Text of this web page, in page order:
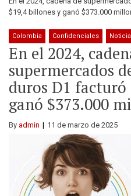
$19,4 billones y ganó $373.000
Colombia Confidenciales
En el 2024,
supermercados
duros D1
ganó $373.000
By admin 11 de marzo de 2025